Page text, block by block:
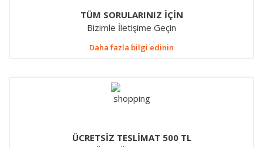
TÜM SORULARINIZ İÇİN
Bizimle İletişime Geçin
Daha fazla bilgi edinin
ÜCRETSİZ TESLİMAT 500 TL